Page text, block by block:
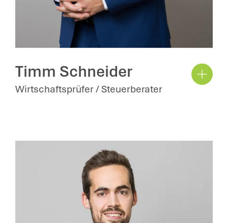
Timm Schneider
Wirtschaftsprüfer / Steuerberater